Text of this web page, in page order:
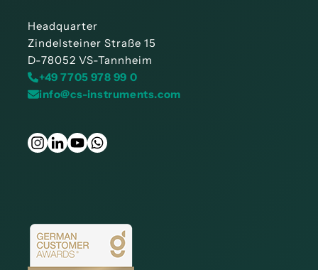
Headquarter
Zindelsteiner Straße 15
D-78052 VS-Tannheim
+49 7705 978 99 0
info@cs-instruments.com